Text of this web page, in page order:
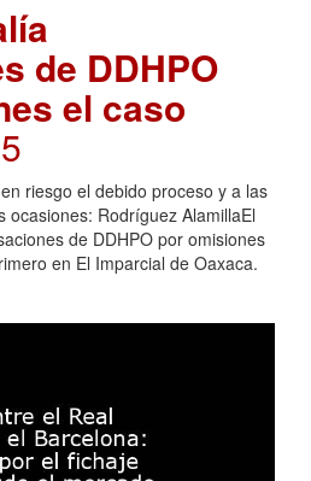
de DDHPO
el caso
riesgo el debido proceso y a las
ocasiones: Rodríguez AlamillaEl
de DDHPO por omisiones
en El Imparcial de Oaxaca.